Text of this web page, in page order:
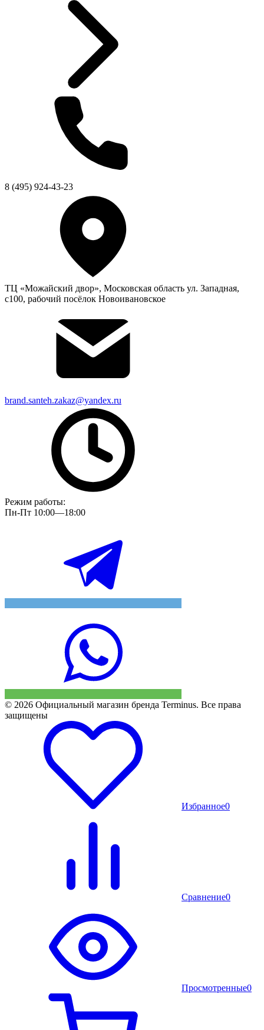
8 (495) 924-43-23
ТЦ «Можайский двор», Московская область ул. Западная,
с100, рабочий посёлок Новоивановское
brand.santeh.zakaz@yandex.ru
Режим работы:
Пн-Пт 10:00—18:00
© 2026 Официальный магазин бренда Terminus. Все права
защищены
Избранное0
Сравнение0
Просмотренные0